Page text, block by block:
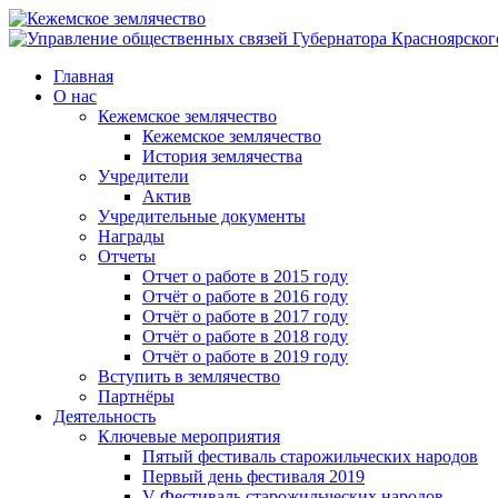
Главная
О нас
Кежемское землячество
Кежемское землячество
История землячества
Учредители
Актив
Учредительные документы
Награды
Отчеты
Отчет о работе в 2015 году
Отчёт о работе в 2016 году
Отчёт о работе в 2017 году
Отчёт о работе в 2018 году
Отчёт о работе в 2019 году
Вступить в землячество
Партнёры
Деятельность
Ключевые мероприятия
Пятый фестиваль старожильческих народов
Первый день фестиваля 2019